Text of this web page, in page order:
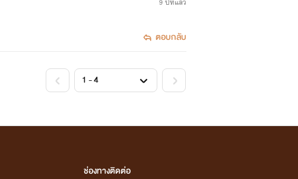
9 ปีที่แล้ว
ตอบกลับ
ช่องทางติดต่อ